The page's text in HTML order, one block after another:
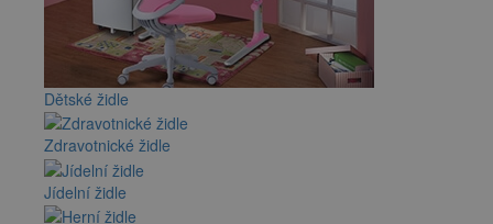
Dětské židle
Zdravotnické židle
Jídelní židle